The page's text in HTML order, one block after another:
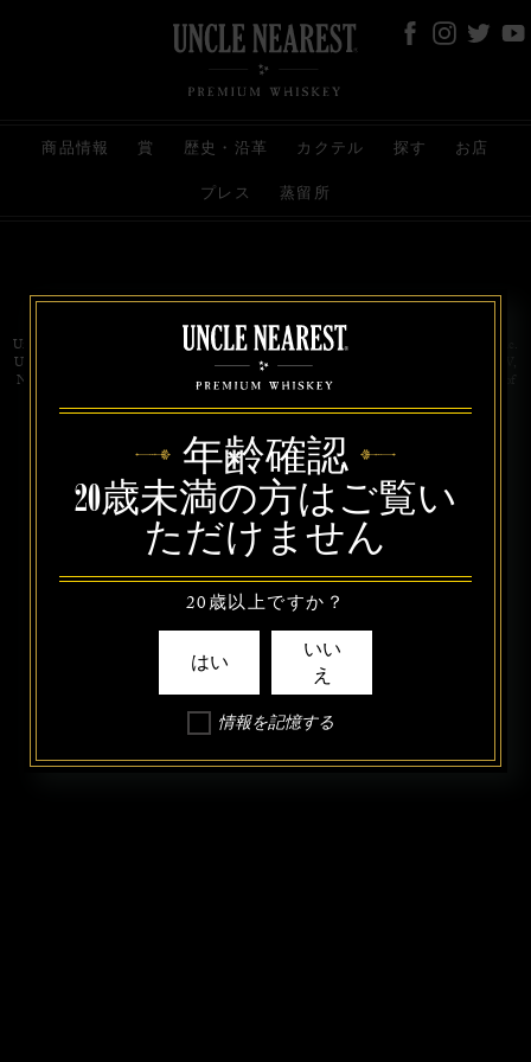
商品情報 賞 歴史・沿革 カクテル 探す お店
プレス 蒸留所
お問い合わせ 代理店 規約と条件
プライバシー
Uncle Nearest Premium Whiskey is wholly and independently owned by Uncle Nearest, Inc.
UNCLE NEAREST, THE BEST WHISKEY MAKER THE WORLD NEVER KNEW,
NATHAN GREEN, NEAREST GREEN, and DRINK HONORABLY are trademarks of
年齢確認
20歳未満の方はご覧い
ただけません
20歳以上ですか？
はい
いい
え
情報を記憶する